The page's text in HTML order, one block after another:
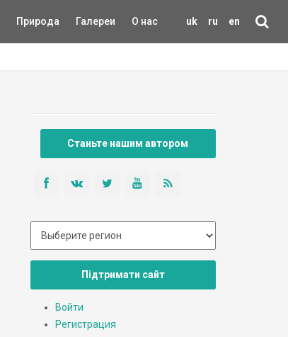
uk ru en
Природа Галереи О нас
Станьте нашим автором
Підтримати сайт
Войти
Регистрация